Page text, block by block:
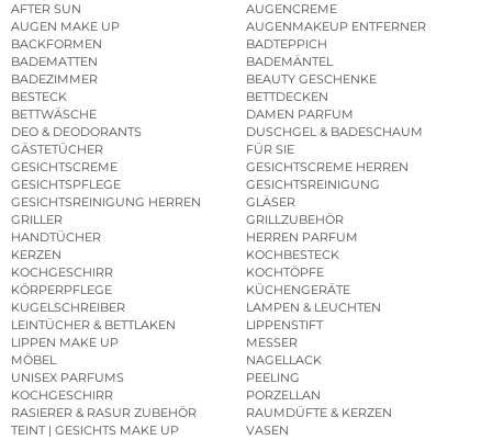
AFTER SUN
AUGENCREME
AUGEN MAKE UP
AUGENMAKEUP ENTFERNER
BACKFORMEN
BADTEPPICH
BADEMATTEN
BADEMÄNTEL
BADEZIMMER
BEAUTY GESCHENKE
BESTECK
BETTDECKEN
BETTWÄSCHE
DAMEN PARFUM
DEO & DEODORANTS
DUSCHGEL & BADESCHAUM
GÄSTETÜCHER
FÜR SIE
GESICHTSCREME
GESICHTSCREME HERREN
GESICHTSPFLEGE
GESICHTSREINIGUNG
GESICHTSREINIGUNG HERREN
GLÄSER
GRILLER
GRILLZUBEHÖR
HANDTÜCHER
HERREN PARFUM
KERZEN
KOCHBESTECK
KOCHGESCHIRR
KOCHTÖPFE
KÖRPERPFLEGE
KÜCHENGERÄTE
KUGELSCHREIBER
LAMPEN & LEUCHTEN
LEINTÜCHER & BETTLAKEN
LIPPENSTIFT
LIPPEN MAKE UP
MESSER
MÖBEL
NAGELLACK
UNISEX PARFUMS
PEELING
KOCHGESCHIRR
PORZELLAN
RASIERER & RASUR ZUBEHÖR
RAUMDÜFTE & KERZEN
TEINT | GESICHTS MAKE UP
VASEN